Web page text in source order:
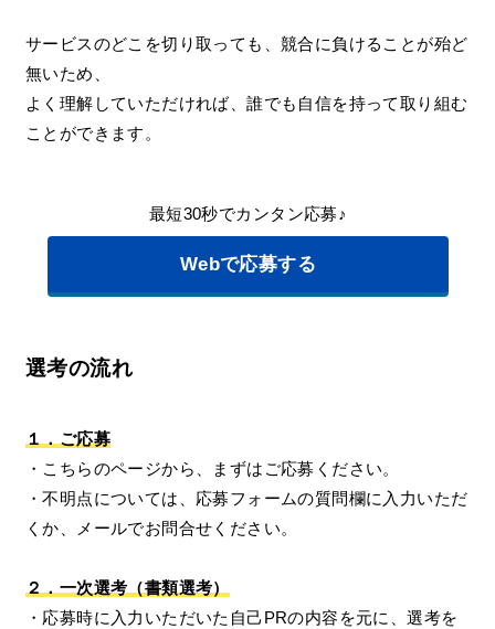
サービスのどこを切り取っても、競合に負けることが殆ど
無いため、
よく理解していただければ、誰でも自信を持って取り組む
ことができます。
最短30秒でカンタン応募♪
Webで応募する
選考の流れ
１．ご応募
・こちらのページから、まずはご応募ください。
・不明点については、応募フォームの質問欄に入力いただ
くか、メールでお問合せください。
２．一次選考（書類選考）
・応募時に入力いただいた自己PRの内容を元に、選考を